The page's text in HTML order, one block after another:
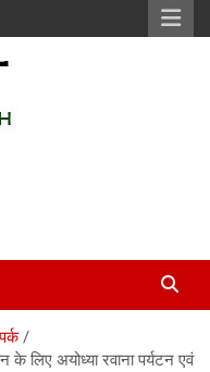
लिए अयोध्या रवाना पर्यटन एवं